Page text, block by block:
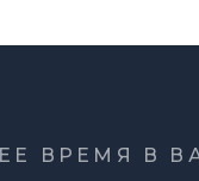
ВРЕМЯ В